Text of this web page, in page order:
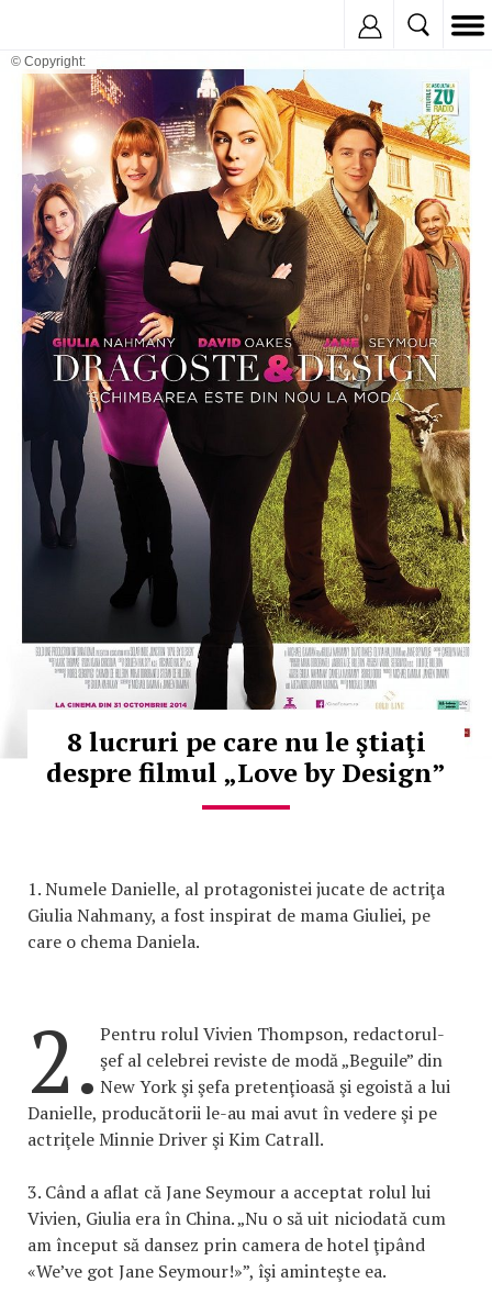
© Copyright:
8 lucruri pe care nu le ştiaţi
despre filmul „Love by Design”
1. Numele Danielle, al protagonistei jucate de actriţa
Giulia Nahmany, a fost inspirat de mama Giuliei, pe
care o chema Daniela.
2. Pentru rolul Vivien Thompson, redactorul-
şef al celebrei reviste de modă „Beguile” din
New York şi şefa pretenţioasă şi egoistă a lui
Danielle, producătorii le-au mai avut în vedere şi pe
actriţele Minnie Driver şi Kim Catrall.
3. Când a aflat că Jane Seymour a acceptat rolul lui
Vivien, Giulia era în China. „Nu o să uit niciodată cum
am început să dansez prin camera de hotel ţipând
«We’ve got Jane Seymour!»”, îşi aminteşte ea.